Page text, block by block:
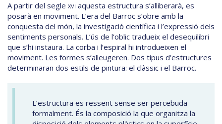
A partir del segle xvi aquesta estructura s’alliberarà, es
posarà en moviment. L’era del Barroc s’obre amb la
conquesta del món, la investigació científica i l’expressió dels
sentiments personals. L’ús de l’oblic tradueix el desequilibri
que s’hi instaura. La corba i l’espiral hi introdueixen el
moviment. Les formes s’alleugeren. Dos tipus d’estructures
determinaran dos estils de pintura: el clàssic i el Barroc.
L’estructura es ressent sense ser percebuda
formalment. És la composició la que organitza la